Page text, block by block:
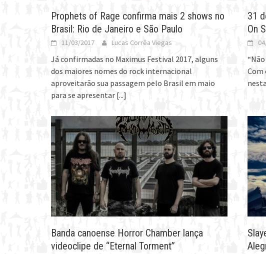
Prophets of Rage confirma mais 2 shows no
Brasil: Rio de Janeiro e São Paulo
11/03/2017 Lucas Corrêa Viegas
Já confirmadas no Maximus Festival 2017, alguns
dos maiores nomes do rock internacional
aproveitarão sua passagem pelo Brasil em maio
para se apresentar [...]
31
On
Com
Banda canoense Horror Chamber lança
videoclipe de “Eternal Torment”